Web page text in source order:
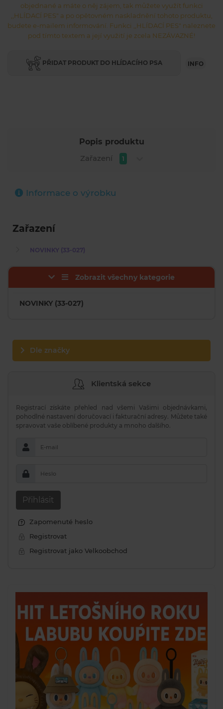
objednané a máte o něj zájem, tak můžete využít funkci
,,HLÍDACÍ PES" a po opětovném naskladnění tohoto produktu,
budete e-mailem informování. Funkci ,,HLÍDACÍ PES" naleznete
pod tímto textem a její využití je zcela NEZÁVAZNÉ!
PŘIDAT PRODUKT DO HLÍDACÍHO PSA INFO
Popis produktu
Zařazení
1
Informace o výrobku
Zařazení
NOVINKY (33-027)
Zobrazit všechny kategorie
NOVINKY (33-027)
Dle značky
Klientská sekce
Registrací získáte přehled nad všemi Vašimi objednávkami,
pohodlné nastavení doručovací i fakturační adresy. Můžete také
spravovat vaše oblíbené produkty a mnoho dalšího.
E-mail
Heslo
Přihlásit
Zapomenuté heslo
Registrovat
Registrovat jako Velkoobchod